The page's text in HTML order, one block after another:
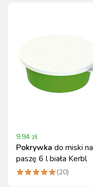
9.94 zł
Pokrywka do miski na
paszę 6 l biała Kerbl
(20)